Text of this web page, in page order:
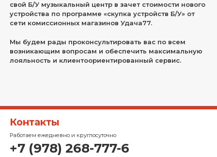
свой Б/У музыкальный центр в зачет стоимости нового
устройства по программе «скупка устройств Б/У» от
сети комиссионных магазинов Удача77.
Мы будем рады проконсультировать вас по всем
возникающим вопросам и обеспечить максимальную
лояльность и клиентоориентированный сервис.
Контакты
Работаем ежедневно и круглосуточно
+7 (978) 268-777-6